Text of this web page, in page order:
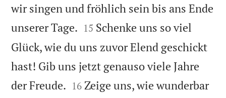
wir singen und fröhlich sein bis ans Ende
unserer Tage. 

15 Schenke uns so viel
Glück, wie du uns zuvor Elend geschickt
hast! Gib uns jetzt genauso viele Jahre
der Freude. 

16 Zeige uns, wie wunderbar